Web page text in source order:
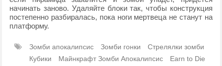
начинать заново. Удаляйте блоки так, чтобы конструкция
постепенно разбиралась, пока ноги мертвеца не станут на
платформу.
Зомби апокалипсис Зомби гонки
Стрелялки зомби
Кубики
Майнкрафт Зомби Апокалипсис
Earn to Die